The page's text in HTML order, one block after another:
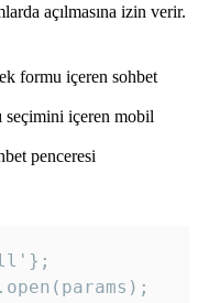
açılmasına izin verir.
formu içeren sohbet
seçimini içeren mobil
penceresi